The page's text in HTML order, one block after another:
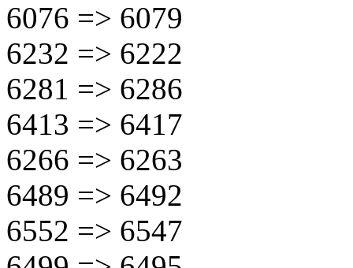
6076 => 6079
6232 => 6222
6281 => 6286
6413 => 6417
6266 => 6263
6489 => 6492
6552 => 6547